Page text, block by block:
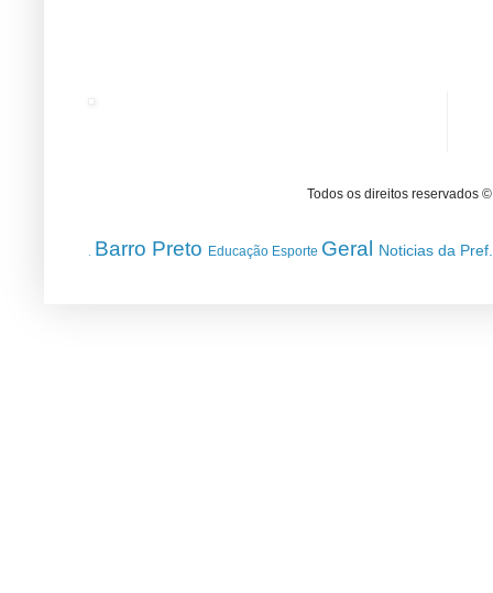
Todos os direitos reservados
Barro Preto Educação Esporte Geral Noticias da